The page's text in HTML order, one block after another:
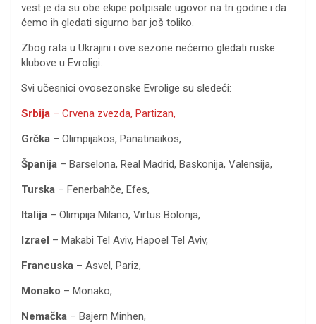
vest je da su obe ekipe potpisale ugovor na tri godine i da
ćemo ih gledati sigurno bar još toliko.
Zbog rata u Ukrajini i ove sezone nećemo gledati ruske
klubove u Evroligi.
Svi učesnici ovosezonske Evrolige su sledeći:
Srbija – Crvena zvezda, Partizan,
Grčka – Olimpijakos, Panatinaikos,
Španija – Barselona, Real Madrid, Baskonija, Valensija,
Turska – Fenerbahče, Efes,
Italija – Olimpija Milano, Virtus Bolonja,
Izrael – Makabi Tel Aviv, Hapoel Tel Aviv,
Francuska – Asvel, Pariz,
Monako – Monako,
Nemačka – Bajern Minhen,